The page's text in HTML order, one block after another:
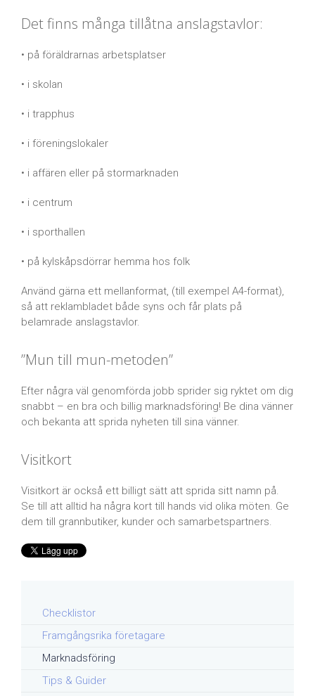
Det finns många tillåtna anslagstavlor:
• på föräldrarnas arbetsplatser
• i skolan
• i trapphus
• i föreningslokaler
• i affären eller på stormarknaden
• i centrum
• i sporthallen
• på kylskåpsdörrar hemma hos folk
Använd gärna ett mellanformat, (till exempel A4-format),
så att reklambladet både syns och får plats på
belamrade anslagstavlor.
”Mun till mun-metoden”
Efter några väl genomförda jobb sprider sig ryktet om dig
snabbt – en bra och billig marknadsföring! Be dina vänner
och bekanta att sprida nyheten till sina vänner.
Visitkort
Visitkort är också ett billigt sätt att sprida sitt namn på.
Se till att alltid ha några kort till hands vid olika möten. Ge
dem till grannbutiker, kunder och samarbetspartners.
Checklistor
Framgångsrika företagare
Marknadsföring
Tips & Guider